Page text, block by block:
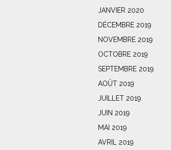
JANVIER 2020
DÉCEMBRE 2019
NOVEMBRE 2019
OCTOBRE 2019
SEPTEMBRE 2019
AOÛT 2019
JUILLET 2019
JUIN 2019
MAI 2019
AVRIL 2019